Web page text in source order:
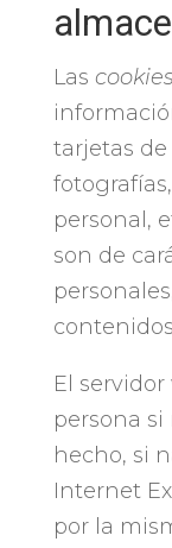
Las cookies
tarjetas
personal,
son de
El
persona
hecho, si
Internet
por la